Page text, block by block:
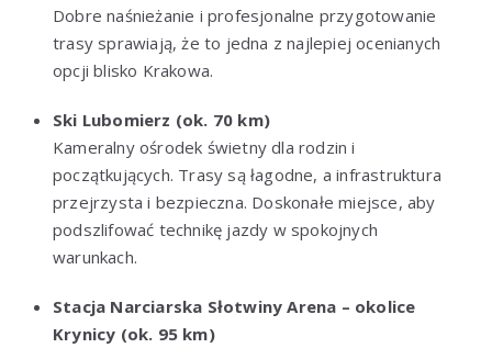
Dobre naśnieżanie i profesjonalne przygotowanie
trasy sprawiają, że to jedna z najlepiej ocenianych
opcji blisko Krakowa.
Ski Lubomierz (ok. 70 km)
Kameralny ośrodek świetny dla rodzin i
początkujących. Trasy są łagodne, a infrastruktura
przejrzysta i bezpieczna. Doskonałe miejsce, aby
podszlifować technikę jazdy w spokojnych
warunkach.
Stacja Narciarska Słotwiny Arena – okolice
Krynicy (ok. 95 km)